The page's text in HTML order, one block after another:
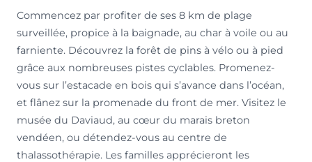
Commencez par profiter de ses 8 km de plage
surveillée, propice à la baignade, au char à voile ou au
farniente. Découvrez la forêt de pins à vélo ou à pied
grâce aux nombreuses pistes cyclables. Promenez-
vous sur l’estacade en bois qui s’avance dans l’océan,
et flânez sur la promenade du front de mer. Visitez le
musée du Daviaud, au cœur du marais breton
vendéen, ou détendez-vous au centre de
thalassothérapie. Les familles apprécieront les